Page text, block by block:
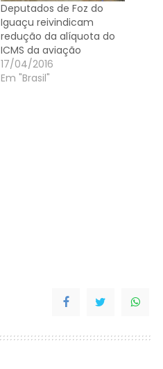
Deputados de Foz do
Iguaçu reivindicam
redução da alíquota do
ICMS da aviação
17/04/2016
Em "Brasil"